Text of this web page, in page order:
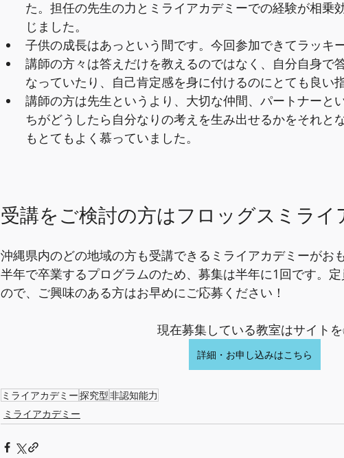
た。担任の先生の力とミライアカデミーでの経験が相乗
じました。
子供の成長はあっという間です。今回参加できてラッキ
講師の方々は答えだけを教えるのではなく、自分自身で
なっていたり、自己肯定感を身に付けるのにとても良い
講師の方は先生というより、大切な仲間、パートナーと
ちがどうしたら自分なりの考えを生み出せるかをそれと
もとてもよく慕っていました。
受講をご検討の方はフロッグスミライ
沖縄県内のどの地域の方も受講できるミライアカデミーがお
半年で卒業するプログラムのため、募集は半年に1回です。
ので、ご興味のある方はお早めにご応募ください！
現在募集している教室はサイトを
詳細・お申し込みはこちら
ミライアカデミー探究型非認知能力
ミライアカデミー